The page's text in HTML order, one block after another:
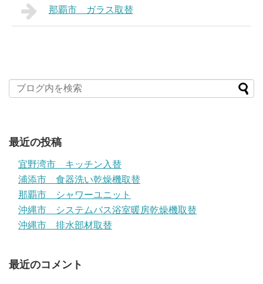
那覇市 ガラス取替
最近の投稿
宜野湾市 キッチン入替
浦添市 食器洗い乾燥機取替
那覇市 シャワーユニット
沖縄市 システムバス浴室暖房乾燥機取替
沖縄市 排水部材取替
最近のコメント